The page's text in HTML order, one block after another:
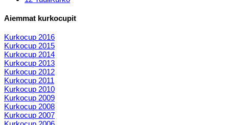
Aiemmat kurkocupit
Kurkocup 2016
Kurkocup 2015
Kurkocup 2014
Kurkocup 2013
Kurkocup 2012
Kurkocup 2011
Kurkocup 2010
Kurkocup 2009
Kurkocup 2008
Kurkocup 2007